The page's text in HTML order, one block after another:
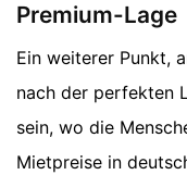
Premium-Lage
Ein weiterer Punkt,
nach der perfekten
sein, wo die
Mietpreise in